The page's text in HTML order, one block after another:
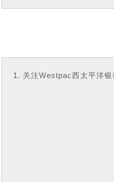
1. 关注Westpac西太平洋银